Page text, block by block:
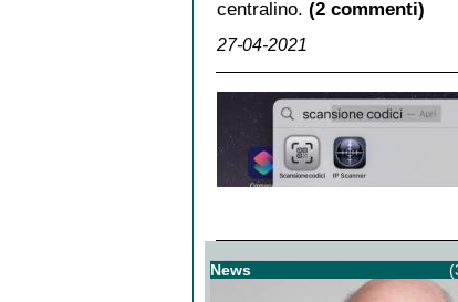
centralino. (2 commenti)
27-04-2021
News